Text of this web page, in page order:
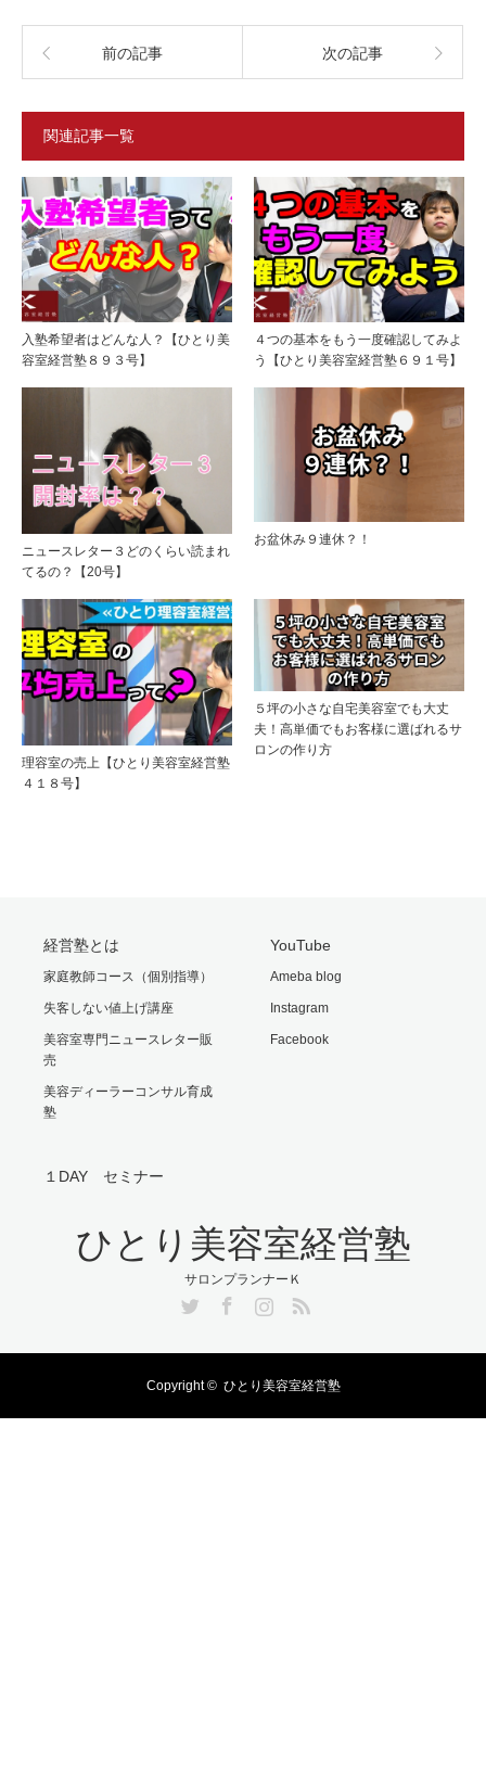
前の記事 次の記事
関連記事一覧
入塾希望者はどんな人？【ひとり美
容室経営塾８９３号】
４つの基本をもう一度確認してみよ
う【ひとり美容室経営塾６９１号】
ニュースレター３どのくらい読まれ
てるの？【20号】
お盆休み９連休？！
理容室の売上【ひとり美容室経営塾
４１８号】
５坪の小さな自宅美容室でも大丈
夫！高単価でもお客様に選ばれるサ
ロンの作り方
経営塾とは
家庭教師コース（個別指導）
失客しない値上げ講座
美容室専門ニュースレター販
売
美容ディーラーコンサル育成
塾
YouTube
Ameba blog
Instagram
Facebook
１DAY セミナー
ひとり美容室経営塾
サロンプランナーＫ
Copyright © ひとり美容室経営塾